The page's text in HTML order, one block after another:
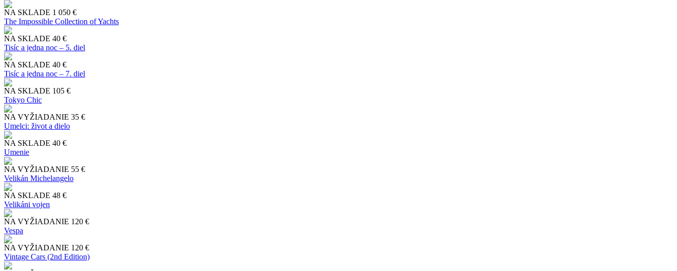
NA SKLADE 1 050 €
The Impossible Collection of Yachts
NA SKLADE 40 €
Tisíc a jedna noc – 5. diel
NA SKLADE 40 €
Tisíc a jedna noc – 7. diel
NA SKLADE 105 €
Tokyo Chic
NA VYŽIADANIE 35 €
Umelci: život a dielo
NA SKLADE 40 €
Umenie
NA VYŽIADANIE 55 €
Velikán Michelangelo
NA SKLADE 48 €
Velikáni vojen
NA VYŽIADANIE 120 €
Vespa
NA VYŽIADANIE 120 €
Vintage Cars (2nd Edition)